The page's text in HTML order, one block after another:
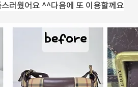
러웠어요 ^^다음에 또 이용할께요